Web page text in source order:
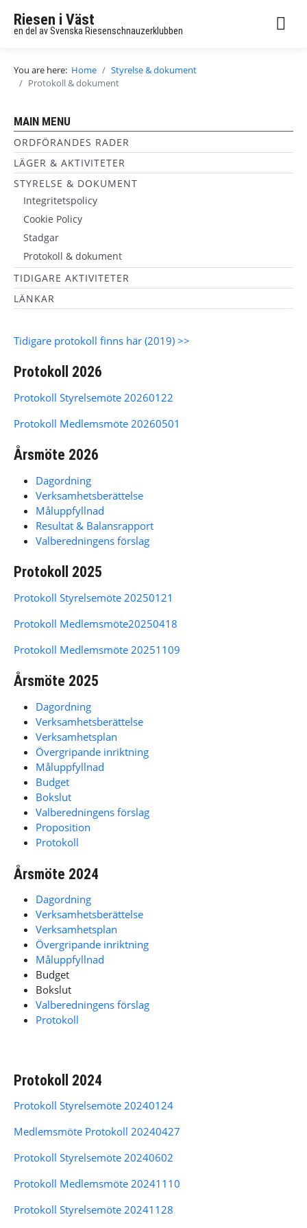
Riesen i Väst
en del av Svenska Riesenschnauzerklubben
You are here: Home
Styrelse & dokument
Protokoll & dokument
MAIN MENU
ORDFÖRANDES RADER
LÄGER & AKTIVITETER
STYRELSE & DOKUMENT
Integritetspolicy
Cookie Policy
Stadgar
Protokoll & dokument
TIDIGARE AKTIVITETER
LÄNKAR
Tidigare protokoll finns här (2019) >>
Protokoll 2026
Protokoll Styrelsemöte 20260122
Protokoll Medlemsmöte 20260501
Årsmöte 2026
Dagordning
Verksamhetsberättelse
Måluppfyllnad
Resultat & Balansrapport
Valberedningens förslag
Protokoll 2025
Protokoll Styrelsemöte 20250121
Protokoll Medlemsmöte20250418
Protokoll Medlemsmöte 20251109
Årsmöte 2025
Dagordning
Verksamhetsberättelse
Verksamhetsplan
Övergripande inriktning
Måluppfyllnad
Budget
Bokslut
Valberedningens förslag
Proposition
Protokoll
Årsmöte 2024
Dagordning
Verksamhetsberättelse
Verksamhetsplan
Övergripande inriktning
Måluppfyllnad
Budget
Bokslut
Valberedningens förslag
Protokoll
Protokoll 2024
Protokoll Styrelsemöte 20240124
Medlemsmöte Protokoll 20240427
Protokoll Styrelsemöte 20240602
Protokoll Medlemsmöte 20241110
Protokoll Styrelsemöte 20241128